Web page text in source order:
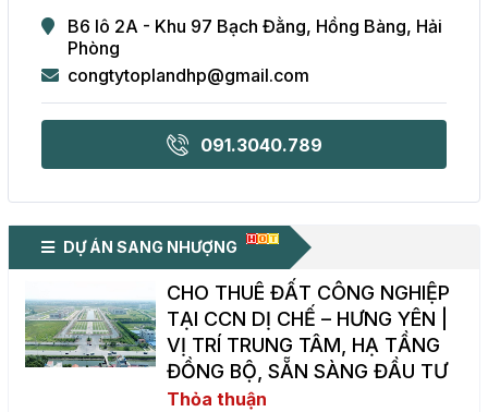
B6 lô 2A - Khu 97 Bạch Đằng, Hồng Bàng, Hải
Phòng
congtytoplandhp@gmail.com
091.3040.789
DỰ ÁN SANG NHƯỢNG
CHO THUÊ ĐẤT CÔNG NGHIỆP
TẠI CCN DỊ CHẾ – HƯNG YÊN |
VỊ TRÍ TRUNG TÂM, HẠ TẦNG
ĐỒNG BỘ, SẴN SÀNG ĐẦU TƯ
Thỏa thuận